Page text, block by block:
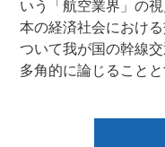
いう「航空業界」の
本の経済社会におけ
ついて我が国の幹線
多角的に論じることと